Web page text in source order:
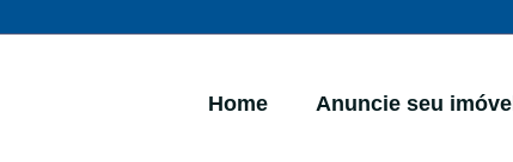
Home Anuncie seu imóvel